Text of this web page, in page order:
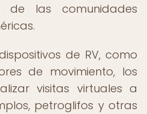
de las comunidades
de RV, como
de movimiento, los
visitas virtuales a
petroglifos y otras